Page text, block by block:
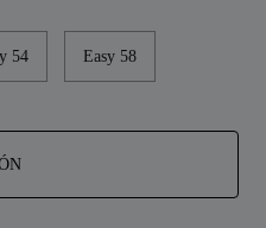
54 Easy 58